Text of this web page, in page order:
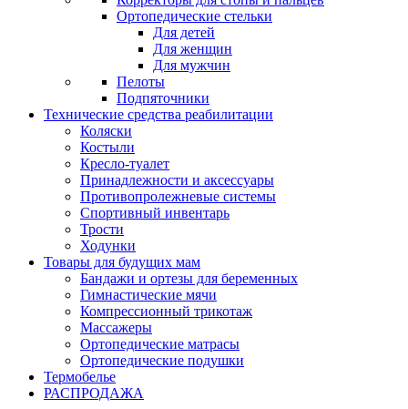
Ортопедические стельки
Для детей
Для женщин
Для мужчин
Пелоты
Подпяточники
Технические средства реабилитации
Коляски
Костыли
Кресло-туалет
Принадлежности и аксессуары
Противопролежневые системы
Спортивный инвентарь
Трости
Ходунки
Товары для будущих мам
Бандажи и ортезы для беременных
Гимнастические мячи
Компрессионный трикотаж
Массажеры
Ортопедические матрасы
Ортопедические подушки
Термобелье
РАСПРОДАЖА